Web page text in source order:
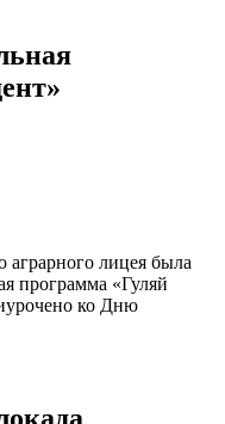
аграрного лицея была
программа «Гуляй
ко Дню